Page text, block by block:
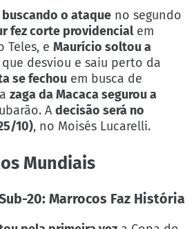
o ataque no segundo
fez corte providencialem
Teles, e Maurício soltou a
que desviou e saiu perto da
se fechou em busca de
zaga da Macaca segurou a
A decisão será no
10), no Moisés Lucarelli.
Mundiais
20: Marrocos Faz História